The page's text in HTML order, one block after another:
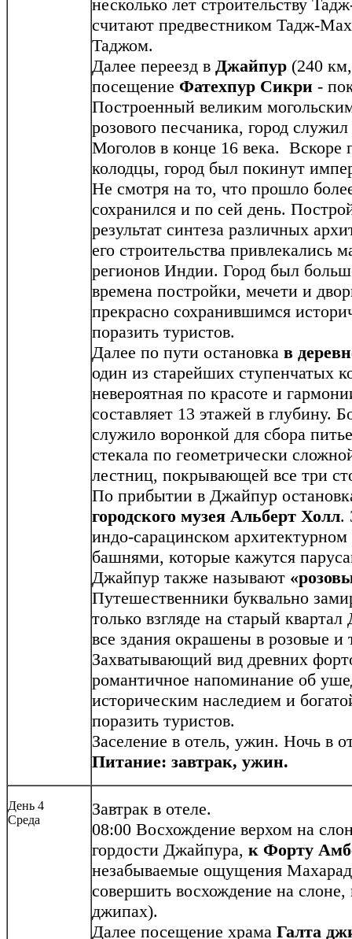
несколько лет строительству
считают предвестником Тадж-
Таджом.
Далее переезд в Джайпур (240
посещение Фатехпур Сикри -
Построенный великим
розового песчаника, город
Моголов в конце 16 века. Вскоре
колодцы, город был покинут
Не смотря на то, что прошло
сохранился и по сей день.
результат синтеза различных
его строительства привлекались
регионов Индии. Город был
времена постройки, мечети и
прекрасно сохранившимся
поразить туристов.
Далее по пути остановка в
один из старейших ступенчатых
невероятная по красоте и
составляет 13 этажей в глубину.
служило воронкой для сбора
стекала по геометрически
лестниц, покрывающей все три
По прибытии в Джайпур
городского музея Альберт Холл.
индо-сарацинском
башнями, которые кажутся
Джайпур также называют
Путешественники буквально
только взгляде на старый
все здания окрашены в розовые и
Захватывающий вид древних
романтичное напоминание об
историческим наследием и
поразить туристов.
Заселение в отель, ужин. Ночь
Питание: завтрак, ужин.
День 4
Среда
Завтрак в отеле.
08:00 Восхождение верхом на
гордости Джайпура, к Форту
незабываемые ощущения
совершить восхождение на слоне,
джипах).
Далее посещение храма Галта